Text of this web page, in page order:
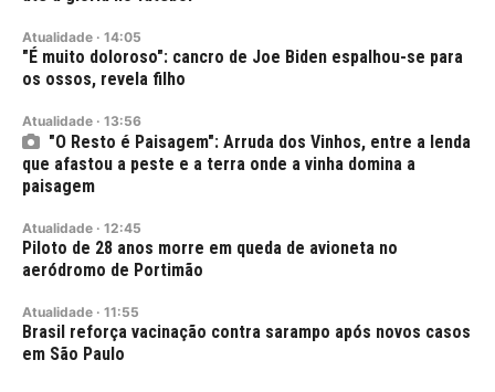
Atualidade · 14:05
"É muito doloroso": cancro de Joe Biden espalhou-se para
os ossos, revela filho
Atualidade · 13:56
"O Resto é Paisagem": Arruda dos Vinhos, entre a lenda
que afastou a peste e a terra onde a vinha domina a
paisagem
Atualidade · 12:45
Piloto de 28 anos morre em queda de avioneta no
aeródromo de Portimão
Atualidade · 11:55
Brasil reforça vacinação contra sarampo após novos casos
em São Paulo